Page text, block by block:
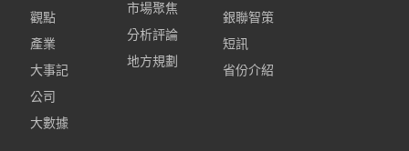
觀點
產業
大事記
公司
大數據
市場聚焦
分析評論
地方規劃
銀聯智策
短訊
省份介紹